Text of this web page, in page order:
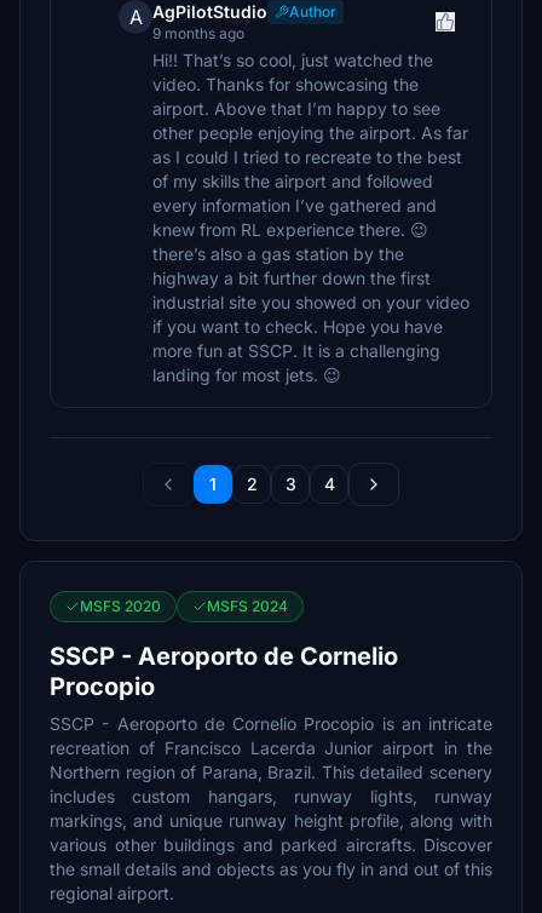
A AgPilotStudio
Author
9 months ago
Hi!! That’s so cool, just watched the
video. Thanks for showcasing the
airport. Above that I’m happy to see
other people enjoying the airport. As far
as I could I tried to recreate to the best
of my skills the airport and followed
every information I’ve gathered and
knew from RL experience there. 😉
there’s also a gas station by the
highway a bit further down the first
industrial site you showed on your video
if you want to check. Hope you have
more fun at SSCP. It is a challenging
landing for most jets. 😉
1 2 3 4
MSFS 2020 MSFS 2024
SSCP - Aeroporto de Cornelio
Procopio
SSCP - Aeroporto de Cornelio Procopio is an intricate
recreation of Francisco Lacerda Junior airport in the
Northern region of Parana, Brazil. This detailed scenery
includes custom hangars, runway lights, runway
markings, and unique runway height profile, along with
various other buildings and parked aircrafts. Discover
the small details and objects as you fly in and out of this
regional airport.